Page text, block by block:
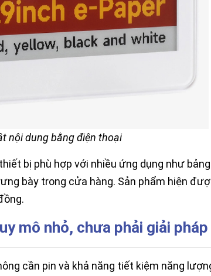
nội dung bằng điện thoại
bị phù hợp với nhiều ứng dụng như
bày trong cửa hàng. Sản phẩm hiện
mô nhỏ, chưa phải giải
cần pin và khả năng tiết kiệm năng